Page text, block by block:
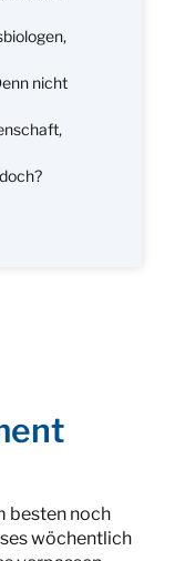
nicht
besten noch
wöchentlich